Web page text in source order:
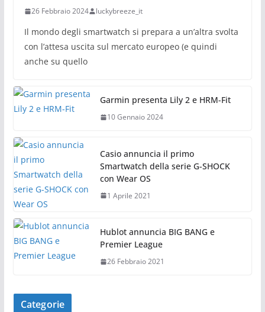
26 Febbraio 2024 luckybreeze_it
Il mondo degli smartwatch si prepara a un’altra svolta
con l’attesa uscita sul mercato europeo (e quindi
anche su quello
Garmin presenta Lily 2 e HRM-Fit
10 Gennaio 2024
Casio annuncia il primo
Smartwatch della serie G-SHOCK
con Wear OS
1 Aprile 2021
Hublot annuncia BIG BANG e
Premier League
26 Febbraio 2021
Categorie